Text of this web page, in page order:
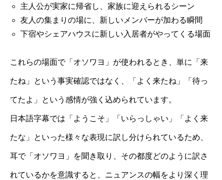
主人公が実家に帰省し、家族に迎えられるシーン
友人の集まりの場に、新しいメンバーが加わる瞬間
下宿やシェアハウスに新しい入居者がやってくる場面
これらの場面で「オソワヨ」が使われるとき、単に「来
たね」という事実確認ではなく、「よく来たね」「待っ
てたよ」という感情が強く込められています。
日本語字幕では「ようこそ」「いらっしゃい」「よく来
たな」といった様々な表現に訳し分けられているため、
耳で「オソワヨ」を聞き取り、その都度どのように訳さ
れているかを意識すると、ニュアンスの幅をより深く理